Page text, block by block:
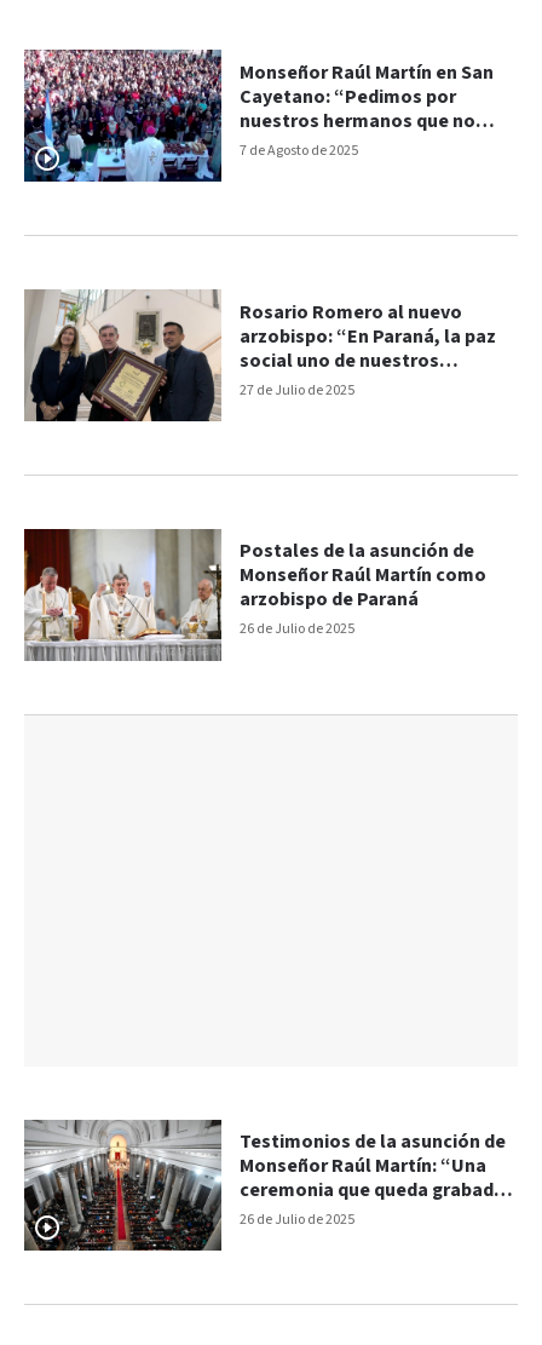
7 de Agosto de 2025
Monseñor Raúl Martín en San
Cayetano: “Pedimos por
nuestros hermanos que no
tienen trabajo”
27 de Julio de 2025
Rosario Romero al nuevo
arzobispo: “En Paraná, la paz
social uno de nuestros
valores”
26 de Julio de 2025
Postales de la asunción de
Monseñor Raúl Martín como
arzobispo de Paraná
26 de Julio de 2025
Testimonios de la asunción de
Monseñor Raúl Martín: “Una
ceremonia que queda grabada
en el corazón”